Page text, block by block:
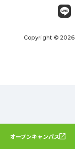
オープンキャンパス
Copyright ©